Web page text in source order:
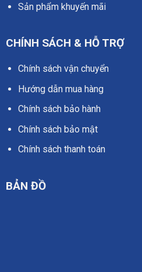
Sản phẩm khuyến mãi
CHÍNH SÁCH & HỖ TRỢ
Chính sách vận chuyển
Hướng dẫn mua hàng
Chính sách bảo hành
Chính sách bảo mật
Chính sách thanh toán
BẢN ĐỒ